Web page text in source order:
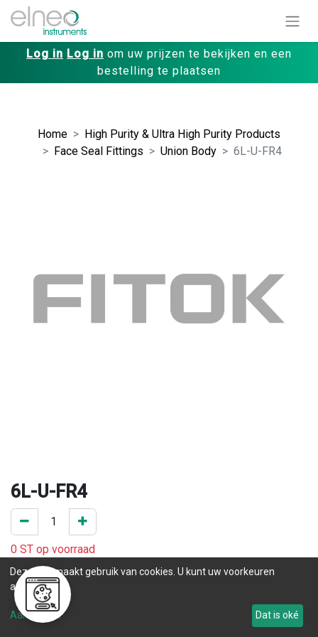
Log in Log in om uw prijzen te bekijken en een
bestelling te plaatsen
Home
High Purity & Ultra High Purity Products
Face Seal Fittings
Union Body 6L-U-FR4
6L-U-FR4
0 ST op voorraad
.
Levertijd
Tot 188
Deze site maakt gebruik van cookies. U kunt uw voorkeuren
aanpassen.
Aanpassen Dat is oké